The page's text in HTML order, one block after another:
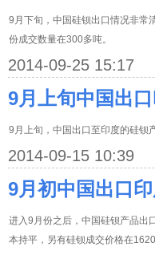
9月下旬，中国硅钡出口情况非常
份成交数量在300多吨。
2014-09-25 15:17
9月上旬中国出
9月上旬，中国出口至印度的硅钡
2014-09-15 10:39
9月初中国出口
进入9月份之后，中国硅钡产品出
本持平，另有硅钡成交价格在1620